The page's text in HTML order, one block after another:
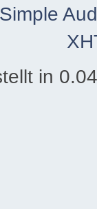
Simple
in